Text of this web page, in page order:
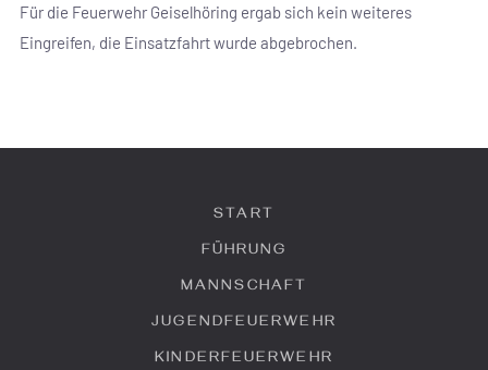
Für die Feuerwehr Geiselhöring ergab sich kein weiteres
Eingreifen, die Einsatzfahrt wurde abgebrochen.
START
FÜHRUNG
MANNSCHAFT
JUGENDFEUERWEHR
KINDERFEUERWEHR